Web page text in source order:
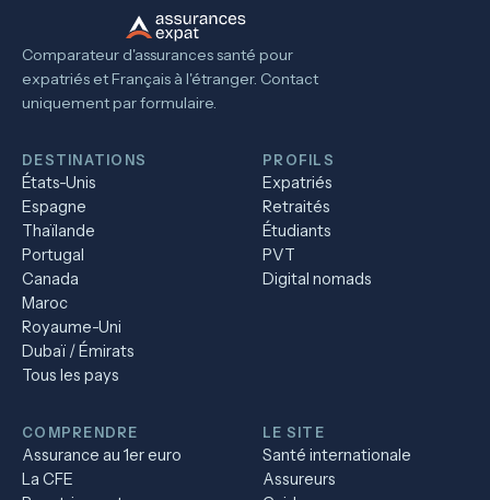
Comparateur d'assurances santé pour
expatriés et Français à l'étranger. Contact
uniquement par formulaire.
DESTINATIONS
États-Unis
Espagne
Thaïlande
Portugal
Canada
Maroc
Royaume-Uni
Dubaï / Émirats
Tous les pays
PROFILS
Expatriés
Retraités
Étudiants
PVT
Digital nomads
COMPRENDRE
Assurance au 1er euro
La CFE
LE SITE
Santé internationale
Assureurs